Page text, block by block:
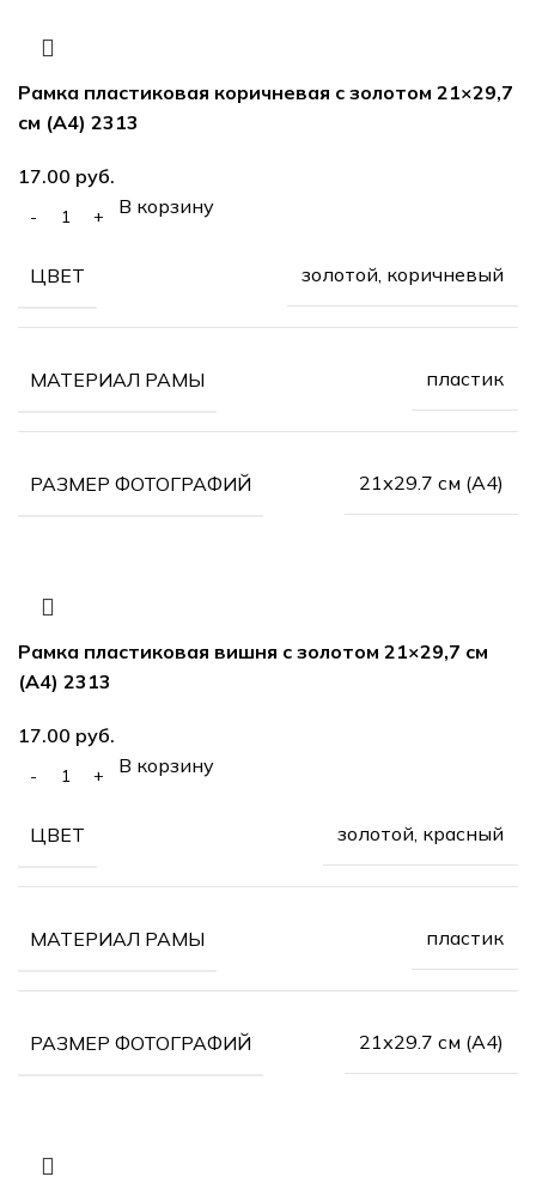
Рамка пластиковая коричневая с золотом 21×29,7
см (А4) 2313
руб.
В корзину
ЦВЕТ золотой, коричневый
МАТЕРИАЛ РАМЫ пластик
РАЗМЕР ФОТОГРАФИЙ 21х29.7 см (А4)
Рамка пластиковая вишня с золотом 21×29,7 см
(А4) 2313
руб.
В корзину
ЦВЕТ золотой, красный
МАТЕРИАЛ РАМЫ пластик
РАЗМЕР ФОТОГРАФИЙ 21х29.7 см (А4)